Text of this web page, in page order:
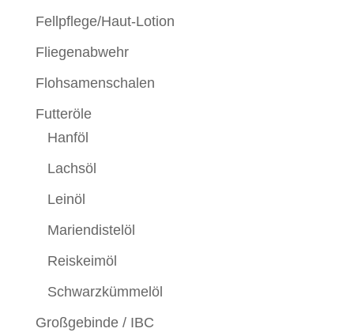
Fellpflege/Haut-Lotion
Fliegenabwehr
Flohsamenschalen
Futteröle
Hanföl
Lachsöl
Leinöl
Mariendistelöl
Reiskeimöl
Schwarzkümmelöl
Großgebinde / IBC